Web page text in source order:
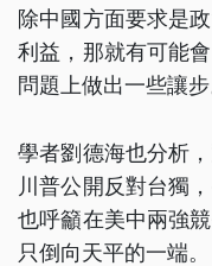
除中國方面要求是
利益，那就有可能
問題上做出一些讓步
學者劉德海也分析
川普公開反對台獨
也呼籲在美中兩強
只倒向天平的一端。